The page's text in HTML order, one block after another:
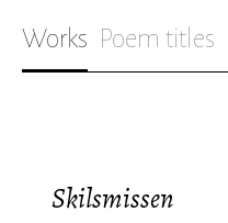
Works Poem titles
Skilsmissen